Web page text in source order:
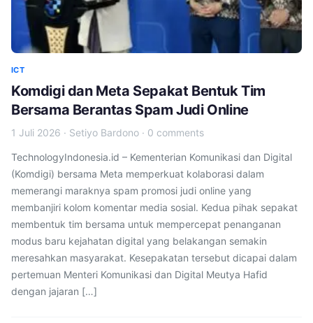
ICT
Komdigi dan Meta Sepakat Bentuk Tim
Bersama Berantas Spam Judi Online
1 Juli 2026 · Setiyo Bardono · 0 comments
TechnologyIndonesia.id – Kementerian Komunikasi dan Digital
(Komdigi) bersama Meta memperkuat kolaborasi dalam
memerangi maraknya spam promosi judi online yang
membanjiri kolom komentar media sosial. Kedua pihak sepakat
membentuk tim bersama untuk mempercepat penanganan
modus baru kejahatan digital yang belakangan semakin
meresahkan masyarakat. Kesepakatan tersebut dicapai dalam
pertemuan Menteri Komunikasi dan Digital Meutya Hafid
dengan jajaran […]